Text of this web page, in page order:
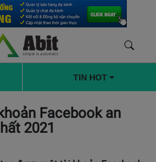
TIN HOT
Facebook an
2021